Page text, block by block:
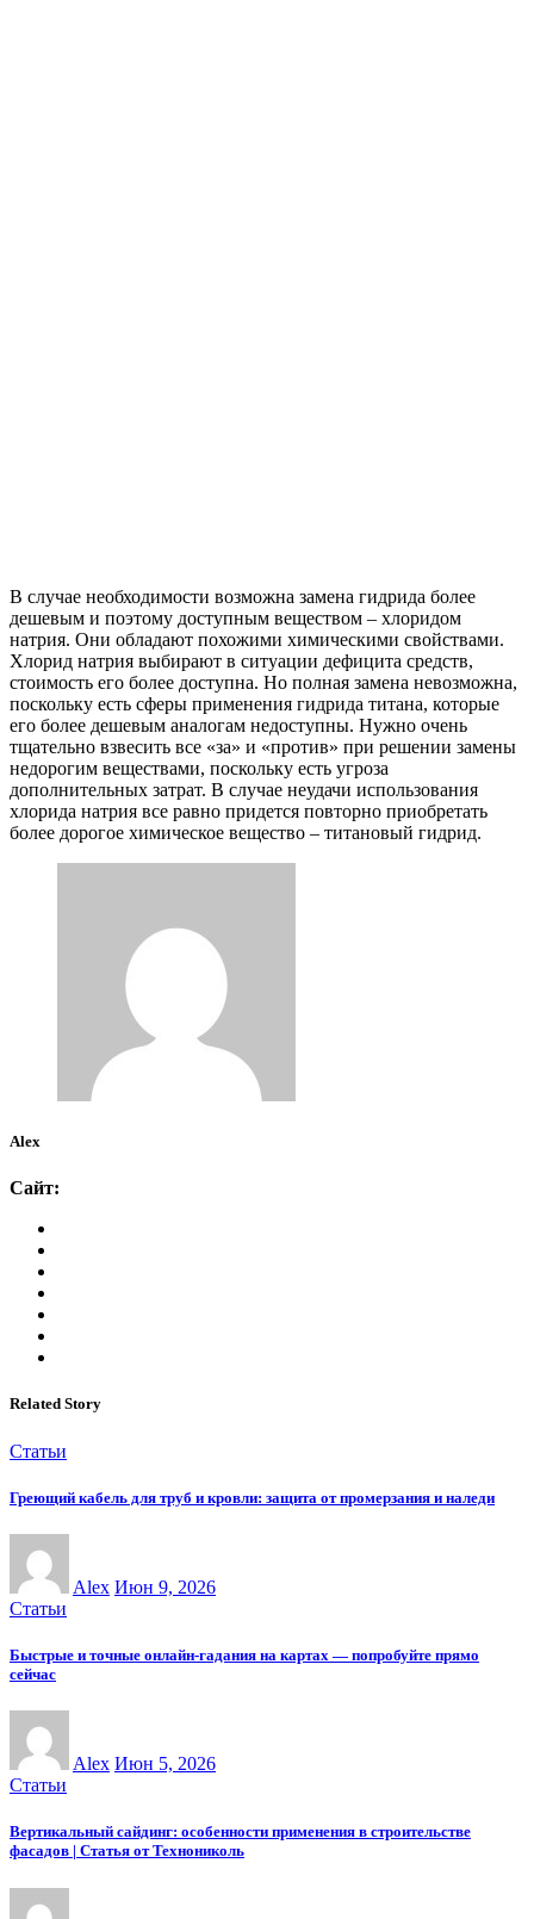
В случае необходимости возможна замена гидрида более
дешевым и поэтому доступным веществом – хлоридом
натрия. Они обладают похожими химическими свойствами.
Хлорид натрия выбирают в ситуации дефицита средств,
стоимость его более доступна. Но полная замена невозможна,
поскольку есть сферы применения гидрида титана, которые
его более дешевым аналогам недоступны. Нужно очень
тщательно взвесить все «за» и «против» при решении замены
недорогим веществами, поскольку есть угроза
дополнительных затрат. В случае неудачи использования
хлорида натрия все равно придется повторно приобретать
более дорогое химическое вещество – титановый гидрид.
Alex
Сайт:
Related Story
Статьи
Греющий кабель для труб и кровли: защита от промерзания и наледи
Alex Июн 9, 2026
Статьи
Быстрые и точные онлайн-гадания на картах — попробуйте прямо
сейчас
Alex Июн 5, 2026
Статьи
Вертикальный сайдинг: особенности применения в строительстве
фасадов | Статья от Технониколь